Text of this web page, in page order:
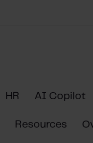
HR AI Copilot
Resources